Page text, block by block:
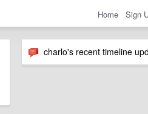
Home Sign
charlo's recent timeline